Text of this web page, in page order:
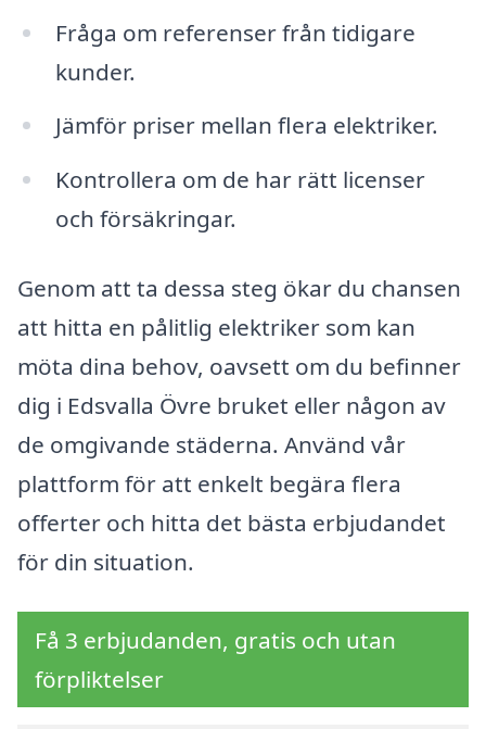
Fråga om referenser från tidigare
kunder.
Jämför priser mellan flera elektriker.
Kontrollera om de har rätt licenser
och försäkringar.
Genom att ta dessa steg ökar du chansen
att hitta en pålitlig elektriker som kan
möta dina behov, oavsett om du befinner
dig i Edsvalla Övre bruket eller någon av
de omgivande städerna. Använd vår
plattform för att enkelt begära flera
offerter och hitta det bästa erbjudandet
för din situation.
Få 3 erbjudanden, gratis och utan
förpliktelser